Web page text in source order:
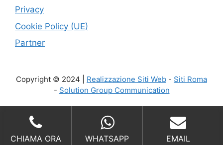
Privacy
Cookie Policy (UE)
Partner
Copyright © 2024 | Realizzazione Siti Web - Siti Roma
- Solution Group Communication
CHIAMA ORA WHATSAPP EMAIL